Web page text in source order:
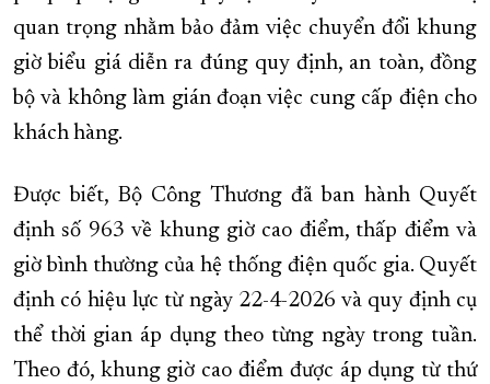
quan trọng nhằm bảo đảm việc chuyển đổi khung
giờ biểu giá diễn ra đúng quy định, an toàn, đồng
bộ và không làm gián đoạn việc cung cấp điện cho
khách hàng.
Được biết, Bộ Công Thương đã ban hành Quyết
định số 963 về khung giờ cao điểm, thấp điểm và
giờ bình thường của hệ thống điện quốc gia. Quyết
định có hiệu lực từ ngày 22-4-2026 và quy định cụ
thể thời gian áp dụng theo từng ngày trong tuần.
Theo đó, khung giờ cao điểm được áp dụng từ thứ